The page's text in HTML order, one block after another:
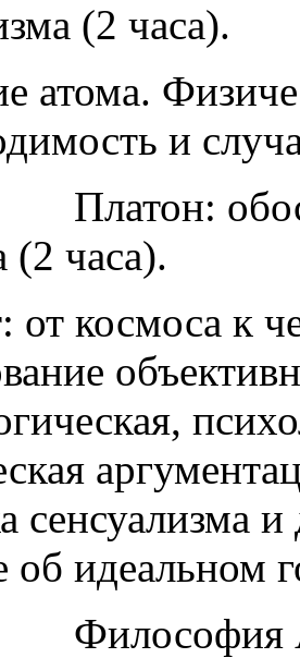
(2 часа).
атома.
и
Платон:
(2 часа).
от космоса к
сенсуализма
идеальном
Философия